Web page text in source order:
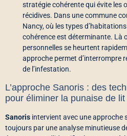
stratégie cohérente qui évite les
récidives. Dans une commune
Nancy, où les types
cohérence est déterminante. Là
personnelles se heurtent
approche permet d’interrompre
de l’infestation.
L’approche Sanoris : des
pour éliminer la punaise de lit
Sanoris intervient avec une approche
toujours par une analyse minutieuse